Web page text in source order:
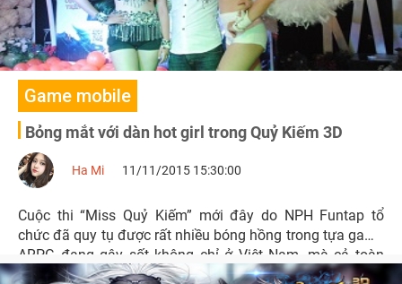
Game mobile
Bỏng mắt với dàn hot girl trong Quỷ Kiếm 3D
Ha Mi 11/11/2015 15:30:00
Cuộc thi “Miss Quỷ Kiếm” mới đây do NPH Funtap tổ
chức đã quy tụ được rất nhiều bóng hồng trong tựa game
ARPG đang gây sốt không chỉ ở Việt Nam, mà cả toàn
Đông Nam Á.